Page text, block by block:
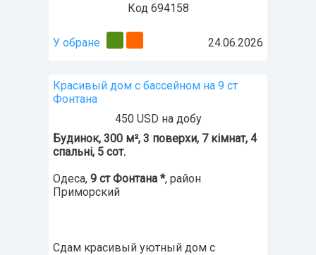
Код 694158
У обране 24.06.2026
Красивый дом с бассейном на 9 ст
Фонтана
450 USD на добу
Будинок, 300 м², 3 поверхи, 7 кімнат, 4
спальні, 5 сот.
Одеса, 9 ст Фонтана *, район
Приморский
Сдам красивый уютный дом с